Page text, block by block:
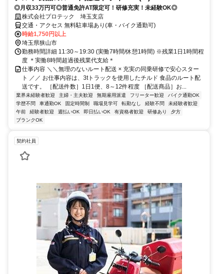
◎月収33万円可◎普通免許AT限定可！研修充実！未経験OK◎
株式会社プロテック 埼玉支店
交通・アクセス 無料駐車場あり(車・バイク通勤可)
時給1,750円以上
埼玉県狭山市
勤務時間詳細 11:30～19:30 (実働7時間/休憩1時間) ※残業1日1時間程
度 ＊実働8時間超過後残業代支給＊
仕事内容 ＼＼無理のないルート配送 × 充実の同乗研修で安心スター
ト ／／ お仕事内容は、3tトラックを使用したチルド 食品のルート配
送です。 ［配送件数］1日1便、8～12件程度 ［配送商品］お...
業界未経験者歓迎 主婦・主夫歓迎 無期雇用派遣 フリーター歓迎
バイク通勤OK
学歴不問
車通勤OK 固定時間制 職場見学可 転勤なし 経験不問
未経験者歓迎
午前
経験者歓迎 週払いOK 即日払いOK 有資格者歓迎 研修あり
夕方
ブランクOK
契約社員